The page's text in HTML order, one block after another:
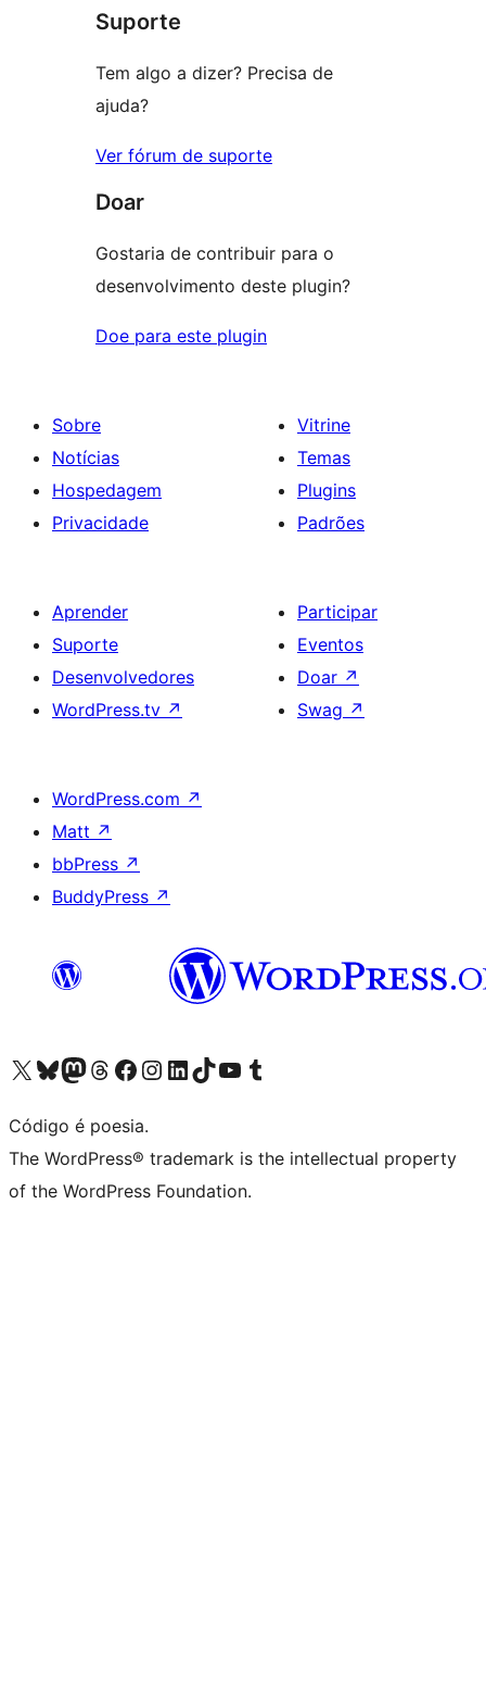
1
Suporte
Tem algo a dizer? Precisa de
ajuda?
Ver fórum de suporte
Doar
Gostaria de contribuir para o
desenvolvimento deste plugin?
Doe para este plugin
Sobre
Notícias
Hospedagem
Privacidade
Vitrine
Temas
Plugins
Padrões
Aprender
Suporte
Desenvolvedores
WordPress.tv ↗
Participar
Eventos
Doar ↗
Swag ↗
WordPress.com ↗
Matt ↗
bbPress ↗
BuddyPress ↗
Acessar nossa conta do X (antigo Twitter)
Acessar nossa conta do Bluesky
Acessar nossa conta do Mastodon
Acessar nossa conta do Threads
Acessar nossa página do Facebook
Acessar nossa conta do Instagram
Acessar nossa conta do LinkedIn
Acessar nossa conta do TikTok
Acessar nosso canal do YouTube
Acessar nossa conta no Tumblr
Código é poesia.
The WordPress® trademark is the intellectual property
of the WordPress Foundation.